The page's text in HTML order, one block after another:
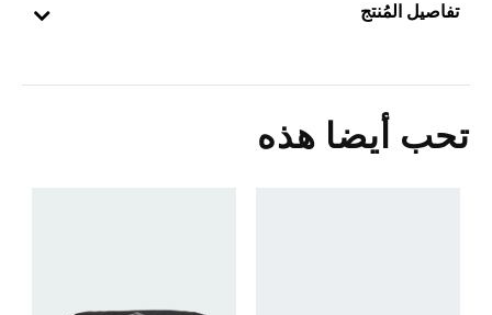
تفاصيل المُنتج
تحب أيضا هذه